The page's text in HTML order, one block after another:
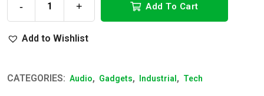
- + Add To Cart
Add to Wishlist
CATEGORIES: Audio, Gadgets, Industrial , Tech